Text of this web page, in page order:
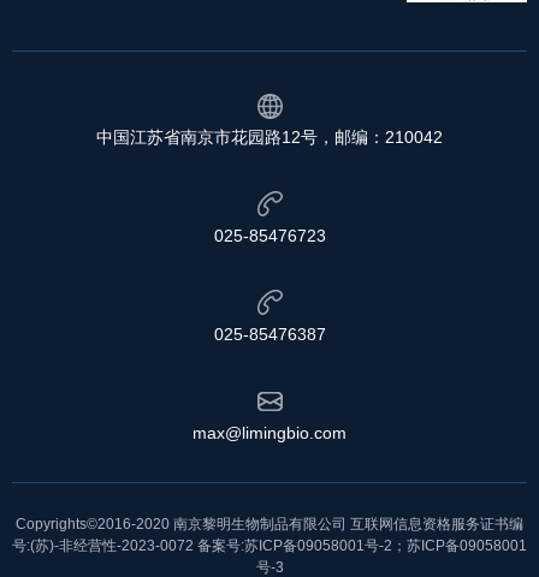
中国江苏省南京市花园路12号，邮编：210042
025-85476723
025-85476387
max@limingbio.com
Copyrights©2016-2020 南京黎明生物制品有限公司 互联网信息资格服务证书编
号:(苏)-非经营性-2023-0072 备案号:苏ICP备09058001号-2 ； 苏ICP备09058001
号-3